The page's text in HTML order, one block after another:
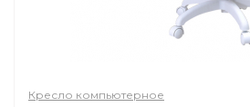
Кресло компьютерное